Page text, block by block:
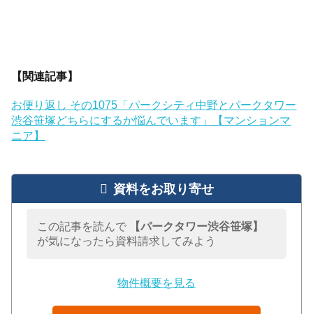
【関連記事】
お便り返し その1075「パークシティ中野とパークタワー
渋谷笹塚どちらにするか悩んでいます」【マンションマ
ニア】
資料をお取り寄せ
この記事を読んで
【パークタワー渋谷笹塚】
が気になったら資料請求してみよう
物件概要を見る